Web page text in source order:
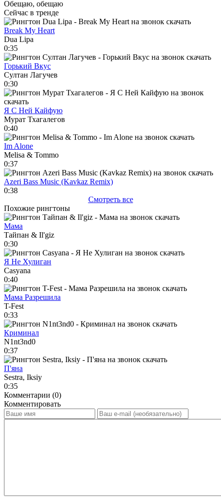
Обещаю, обещаю
Сейчас в тренде
Break My Heart
Dua Lipa
0:35
Горький Вкус
Султан Лагучев
0:30
Я С Ней Кайфую
Мурат Тхагалегов
0:40
Im Alone
Melisa & Tommo
0:37
Azeri Bass Music (Kavkaz Remix)
0:38
Смотреть все
Похожие рингтоны
Мама
Тайпан & Il'giz
0:30
Я Не Хулиган
Casyana
0:40
Мама Разрешила
T-Fest
0:33
Криминал
N1nt3nd0
0:37
П'яна
Sestra, Iksiy
0:35
Комментарии (0)
Комментировать